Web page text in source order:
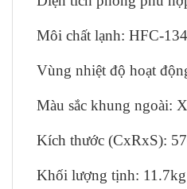
Môi chất lạnh: HFC-
Vùng nhiệt độ hoạt
Màu sắc khung ngoài:
Kích thước (CxRxS):
Khối lượng tịnh: 11.7kg